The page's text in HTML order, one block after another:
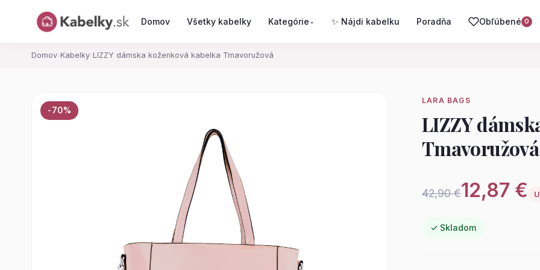
Domov Všetky kabelky Kategórie ⌄ ✨ Nájdi kabelku Poradňa Obľúbené 0
Domov› Kabelky› LIZZY dámska koženková kabelka Tmavoružová
-70%
LARA BAGS
LIZZY
Tmavoružová
42,90 €12,87 €
✓ Skladom